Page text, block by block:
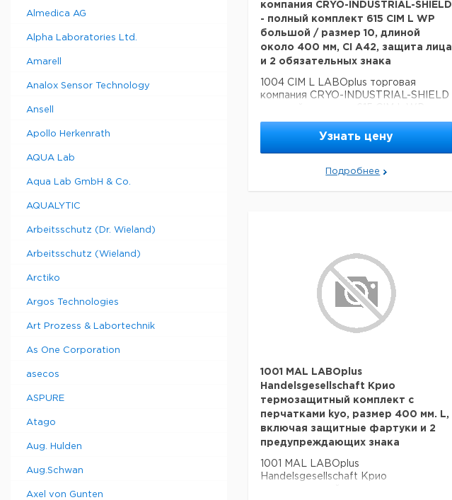
Almedica AG
Alpha Laboratories Ltd.
Amarell
Analox Sensor Technology
Ansell
Apollo Herkenrath
AQUA Lab
Aqua Lab GmbH & Co.
AQUALYTIC
Arbeitsschutz (Dr. Wieland)
Arbeitsschutz (Wieland)
Arctiko
Argos Technologies
Art Prozess & Labortechnik
As One Corporation
asecos
ASPURE
Atago
Aug. Hulden
Aug.Schwan
Axel von Gunten
компания CRYO-INDUSTRIAL-SHIELD
- полный комплект 615 CIM L WP
большой / размер 10, длиной
около 400 мм, CI A42, защита лица
и 2 обязательных знака
1004 CIM L LABOplus торговая
компания CRYO-INDUSTRIAL-SHIELD
большой / размер 10, длиной около
400 мм, CI A42, защита лица и 2
Узнать цену
Подробнее
1001 MAL LABOplus
Handelsgesellschaft Крио
термозащитный комплект с
перчатками kyo, размер 400 мм. L,
включая защитные фартуки и 2
предупреждающих знака
1001 MAL LABOplus
Handelsgesellschaft Крио